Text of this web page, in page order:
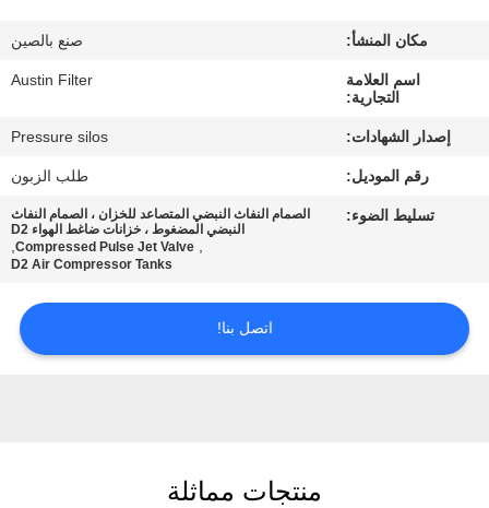
مراقبة
الجودة
اقتباس
مكان المنشأ: صنع بالصين
اسم العلامة
التجارية:
Austin Filter
إصدار الشهادات: Pressure silos
رقم الموديل: طلب الزبون
تسليط الضوء:
الصمام النفاث النبضي المتصاعد للخزان ، الصمام النفاث
النبضي المضغوط ، خزانات ضاغط الهواء D2
,
Compressed Pulse Jet Valve
,
D2 Air Compressor Tanks
اتصل بنا!
منتجات مماثلة